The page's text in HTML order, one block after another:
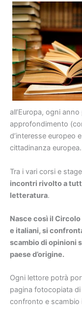
all’Europa, ogni
approfondimento
d’interesse europeo
cittadinanza europea.
Tra i vari corsi e
incontri rivolto a
letteratura.
Nasce così il
e italiani, si
scambio di opinioni
paese d’origine.
Ogni lettore potrà
pagina fotocopiata
confronto e scambio